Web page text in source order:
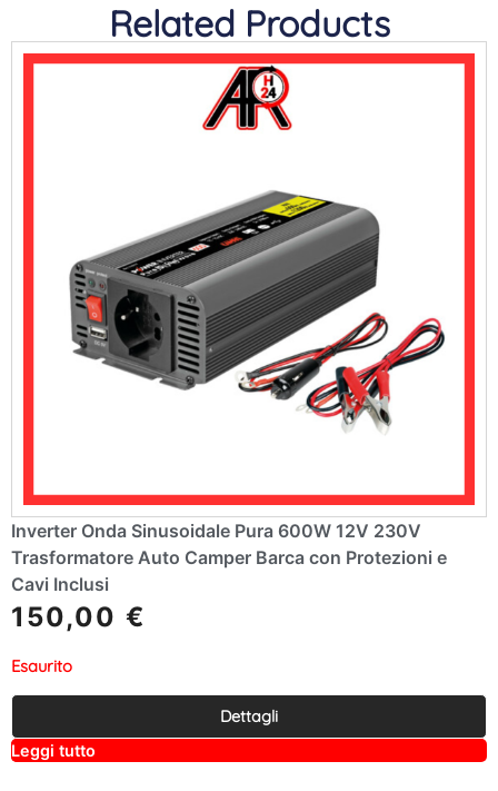
Related Products
Inverter Onda Sinusoidale Pura 600W 12V 230V
Trasformatore Auto Camper Barca con Protezioni e
Cavi Inclusi
150,00 €
Esaurito
Dettagli
Leggi tutto
lt